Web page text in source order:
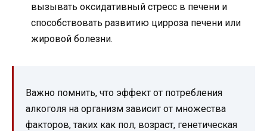
вызывать оксидативный стресс в печени и
способствовать развитию цирроза печени или
жировой болезни.
Важно помнить, что эффект от потребления
алкоголя на организм зависит от множества
факторов, таких как пол, возраст, генетическая